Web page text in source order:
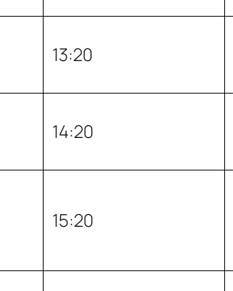
13:20
14:20
15:20